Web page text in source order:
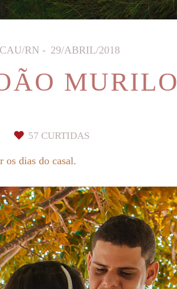
RN 29/ABRIL/2018
MURILO
57 CURTIDAS
os dias do casal.